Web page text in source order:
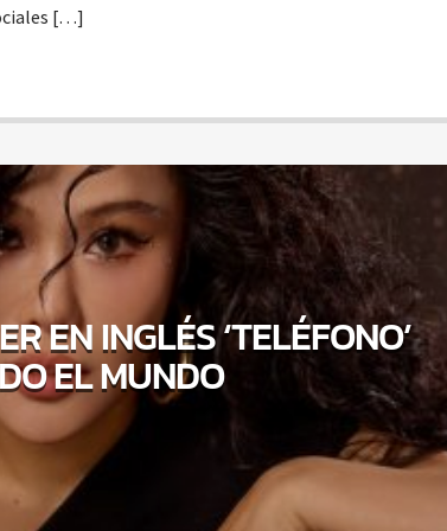
[…]
EN INGLÉS ‘TELÉFONO’
EL MUNDO